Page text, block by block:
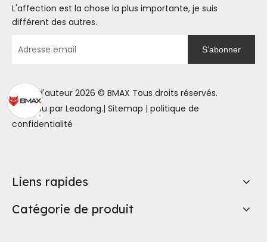
L'affection est la chose la plus importante, je suis
différent des autres.
S’abonner
droits d'auteur 2026 © BMAX Tous droits réservés.
Soutenu par Leadong.| Sitemap | politique de
confidentialité
Liens rapides
Catégorie de produit